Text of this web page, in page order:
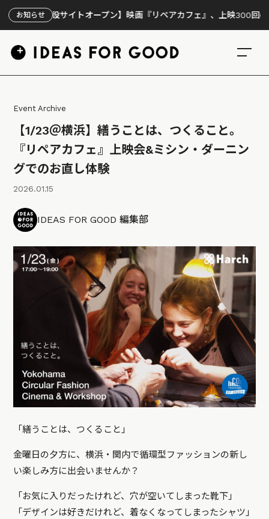
お知らせ
特設サイトオープン】映画『リペアカフェ』、上映300回の先で見え
Event Archive
【1/23＠横浜】繕うことは、つくること。
『リペアカフェ』上映会&ミシン・ダーニン
グでのお直し体験
2026.01.15
IDEAS FOR GOOD 編集部
「繕うことは、つくること」
金曜日の夕方に、横浜・関内で循環型ファッションの新し
い楽しみ方に出会いませんか？
「お気に入りだったけれど、穴が空いてしまった靴下」
「デザインは好きだけれど、着なくなってしまったシャツ」